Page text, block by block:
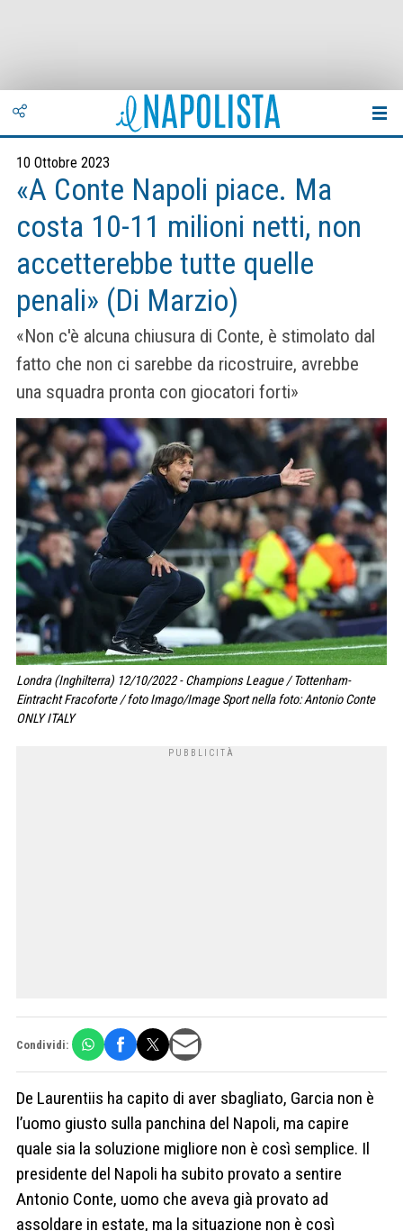
10 Ottobre 2023
«A Conte Napoli piace. Ma
costa 10-11 milioni netti, non
accetterebbe tutte quelle
penali» (Di Marzio)
«Non c'è alcuna chiusura di Conte, è stimolato dal
fatto che non ci sarebbe da ricostruire, avrebbe
una squadra pronta con giocatori forti»
Londra (Inghilterra) 12/10/2022 - Champions League / Tottenham-
Eintracht Fracoforte / foto Imago/Image Sport nella foto: Antonio Conte
ONLY ITALY
Condividi:
De Laurentiis ha capito di aver sbagliato, Garcia non è
l’uomo giusto sulla panchina del Napoli, ma capire
quale sia la soluzione migliore non è così semplice. Il
presidente del Napoli ha subito provato a sentire
Antonio Conte, uomo che aveva già provato ad
assoldare in estate, ma la situazione non è così